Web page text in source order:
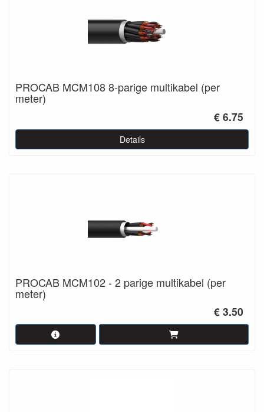
PROCAB MCM108 8-parige multikabel (per
meter)
€ 6.75
Details
PROCAB MCM102 - 2 parige multikabel (per
meter)
€ 3.50